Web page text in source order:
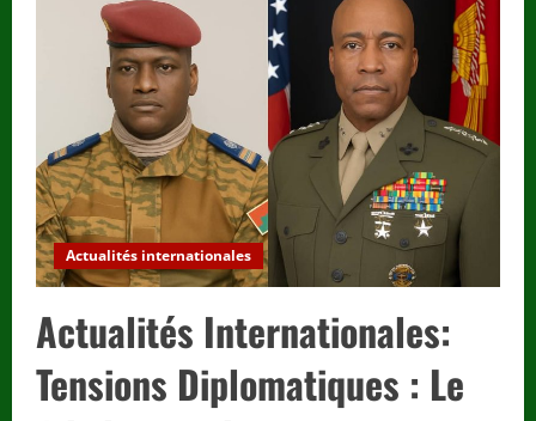
de
la
préfecture
d’Agoè-
Nyivé,
M.
KAZANDOU
Essohana
Joseph,
élevé
au
rang
de
Chevalier
de
l’Ordre
de
Mono
Actualités internationales
Actualités Internationales:
Tensions Diplomatiques : Le